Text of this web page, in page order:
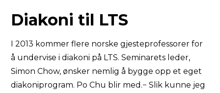
Diakoni til LTS
I 2013 kommer flere norske gjesteprofessorer for
å undervise i diakoni på LTS. Seminarets leder,
Simon Chow, ønsker nemlig å bygge opp et eget
diakoniprogram. Po Chu blir med.− Slik kunne jeg